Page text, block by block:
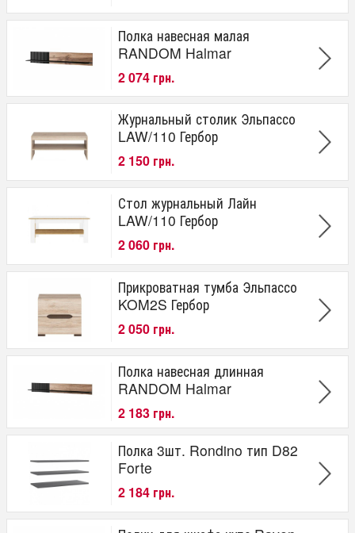
Полка навесная малая
RANDOM Halmar
2 074 грн.
Журнальный столик Эльпассо
LAW/110 Гербор
2 150 грн.
Стол журнальный Лайн
LAW/110 Гербор
2 060 грн.
Прикроватная тумба Эльпассо
KOM2S Гербор
2 050 грн.
Полка навесная длинная
RANDOM Halmar
2 183 грн.
Полка 3шт. Rondino тип D82
Forte
2 184 грн.